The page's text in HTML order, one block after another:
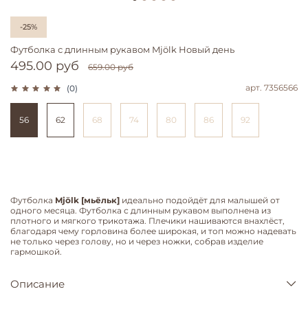
-25%
(0) арт. 7356566
Футболка с длинным рукавом Mjölk Новый день
495.00 руб 659.00 руб
56 62 68 74 80 86 92
Футболка Mjölk [мьёльк] идеально подойдёт для малышей от
одного месяца. Футболка с длинным рукавом выполнена из
плотного и мягкого трикотажа. Плечики нашиваются внахлёст,
благодаря чему горловина более широкая, и топ можно надевать
не только через голову, но и через ножки, собрав изделие
гармошкой.
Описание